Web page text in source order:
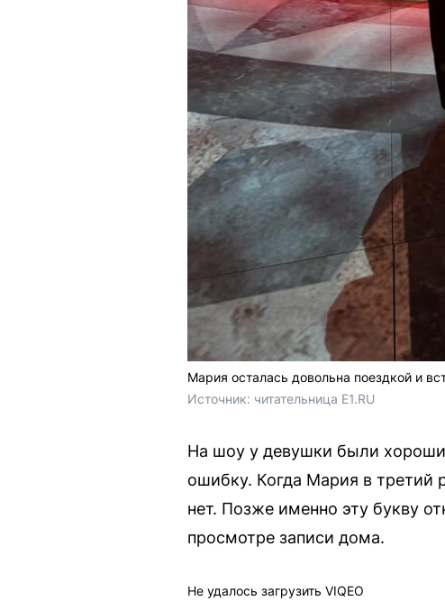
Мария осталась довольна поездкой и
Источник: читательница E1.RU
На шоу у девушки были
ошибку. Когда Мария в третий
нет. Позже именно эту букву
просмотре записи дома.
Не удалось загрузить VIQEO